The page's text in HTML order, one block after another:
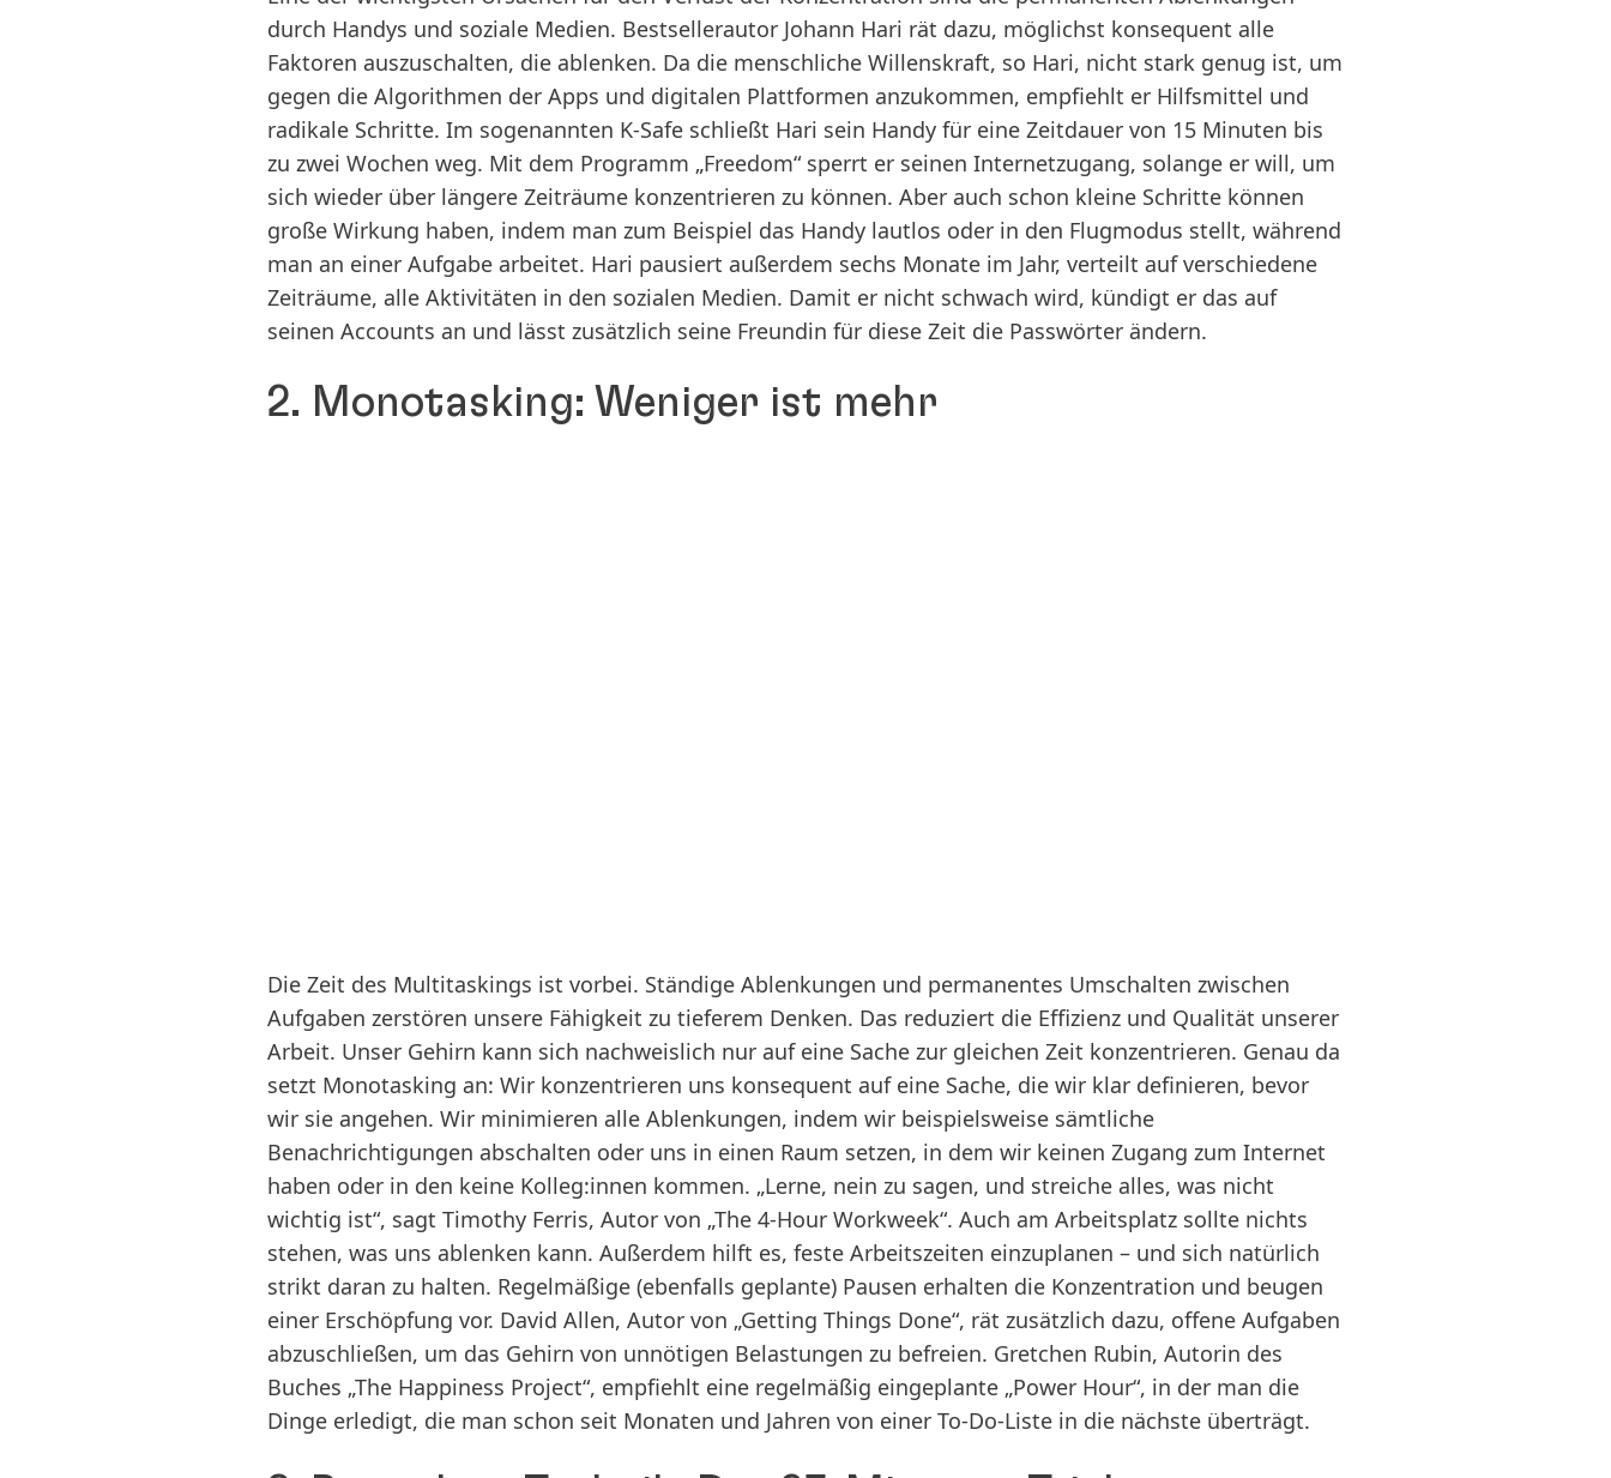
durch Handys und soziale Medien. Bestsellerautor Johann Hari rät dazu, möglichst konsequent alle
Faktoren auszuschalten, die ablenken. Da die menschliche Willenskraft, so Hari, nicht stark genug ist, um
gegen die Algorithmen der Apps und digitalen Plattformen anzukommen, empfiehlt er Hilfsmittel und
radikale Schritte. Im sogenannten K-Safe schließt Hari sein Handy für eine Zeitdauer von 15 Minuten bis
zu zwei Wochen weg. Mit dem Programm „Freedom“ sperrt er seinen Internetzugang, solange er will, um
sich wieder über längere Zeiträume konzentrieren zu können. Aber auch schon kleine Schritte können
große Wirkung haben, indem man zum Beispiel das Handy lautlos oder in den Flugmodus stellt, während
man an einer Aufgabe arbeitet. Hari pausiert außerdem sechs Monate im Jahr, verteilt auf verschiedene
Zeiträume, alle Aktivitäten in den sozialen Medien. Damit er nicht schwach wird, kündigt er das auf
seinen Accounts an und lässt zusätzlich seine Freundin für diese Zeit die Passwörter ändern.
2. Monotasking: Weniger ist mehr
Die Zeit des Multitaskings ist vorbei. Ständige Ablenkungen und permanentes Umschalten zwischen
Aufgaben zerstören unsere Fähigkeit zu tieferem Denken. Das reduziert die Effizienz und Qualität unserer
Arbeit. Unser Gehirn kann sich nachweislich nur auf eine Sache zur gleichen Zeit konzentrieren. Genau da
setzt Monotasking an: Wir konzentrieren uns konsequent auf eine Sache, die wir klar definieren, bevor
wir sie angehen. Wir minimieren alle Ablenkungen, indem wir beispielsweise sämtliche
Benachrichtigungen abschalten oder uns in einen Raum setzen, in dem wir keinen Zugang zum Internet
haben oder in den keine Kolleg:innen kommen. „Lerne, nein zu sagen, und streiche alles, was nicht
wichtig ist“, sagt Timothy Ferris, Autor von „The 4-Hour Workweek“. Auch am Arbeitsplatz sollte nichts
stehen, was uns ablenken kann. Außerdem hilft es, feste Arbeitszeiten einzuplanen – und sich natürlich
strikt daran zu halten. Regelmäßige (ebenfalls geplante) Pausen erhalten die Konzentration und beugen
einer Erschöpfung vor. David Allen, Autor von „Getting Things Done“, rät zusätzlich dazu, offene Aufgaben
abzuschließen, um das Gehirn von unnötigen Belastungen zu befreien. Gretchen Rubin, Autorin des
Buches „The Happiness Project“, empfiehlt eine regelmäßig eingeplante „Power Hour“, in der man die
Dinge erledigt, die man schon seit Monaten und Jahren von einer To-Do-Liste in die nächste überträgt.